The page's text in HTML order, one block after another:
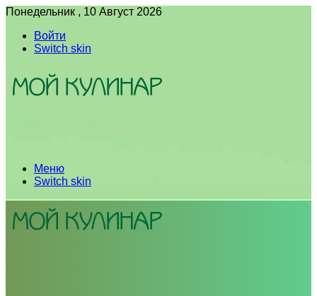
Понедельник , 10 Август 2026
Войти
Switch skin
Меню
Switch skin